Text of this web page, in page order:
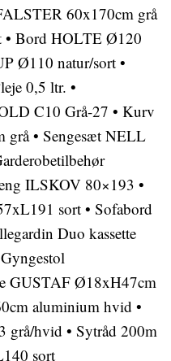
60x170cm grå
• Bord HOLTE Ø120
Ø110 natur/sort•
0,5 ltr. •
C10 Grå-27 • Kurv
grå• Sengesæt NELL
ILSKOV 80×193 •
sort • Sofabord
Duo kassette
Gyngestol
GUSTAF Ø18xH47cm
aluminium hvid •
grå/hvid • Sytråd 200m
sort